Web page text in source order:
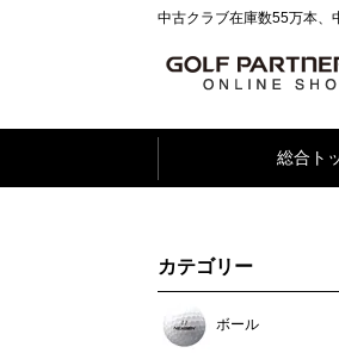
中古クラブ在庫数55万本
総合ト
カテゴリー
ボール